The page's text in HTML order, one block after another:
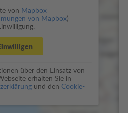
von Mapbox
von Mapbox)
über den Einsatz von
erhalten Sie in
und den Cookie-